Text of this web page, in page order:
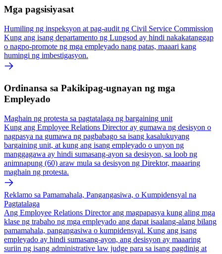
Mga pagsisiyasat
Humiling ng inspeksyon at pag-audit ng Civil Service Commission
Kung ang isang departamento ng Lungsod ay hindi nakakatanggap
o nagpo-promote ng mga empleyado nang patas, maaari kang
humingi ng imbestigasyon.
Ordinansa sa Pakikipag-ugnayan ng mga
Empleyado
Maghain ng protesta sa pagtatalaga ng bargaining unit
Kung ang Employee Relations Director ay gumawa ng desisyon o
nagpasya na gumawa ng pagbabago sa isang kasalukuyang
bargaining unit, at kung ang isang empleyado o unyon ng
manggagawa ay hindi sumasang-ayon sa desisyon, sa loob ng
animnapung (60) araw mula sa desisyon ng Direktor, maaaring
maghain ng protesta.
Reklamo sa Pamamahala, Pangangasiwa, o Kumpidensyal na
Pagtatalaga
Ang Employee Relations Director ang magpapasya kung aling mga
klase ng trabaho ng mga empleyado ang dapat isaalang-alang bilang
pamamahala, pangangasiwa o kumpidensyal. Kung ang isang
empleyado ay hindi sumasang-ayon, ang desisyon ay maaaring
suriin ng isang administrative law judge para sa isang pagdinig at